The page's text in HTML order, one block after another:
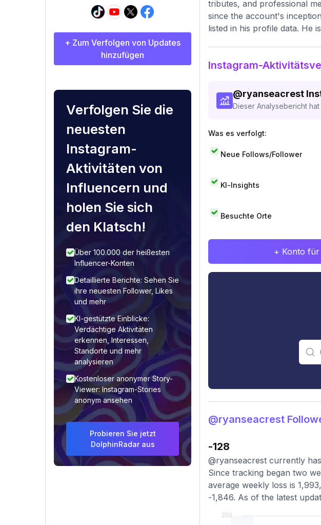
+ Zum Verfolgen von Updates
hinzufügen
Verfolgen Sie die
neuesten
Instagram-
Aktivitäten von
Influencern und
holen Sie sich
den Klatsch!
Über 100.000 der heißesten
Influencer-Konten
Detaillierte Berichte: Sehen Sie
ihre neuesten Follower, Likes
und mehr
KI-gestützte Einblicke:
Verdächtige Aktivitäten
erkennen, Interessen,
Standorte und mehr
analysieren
Kostenloser anonymer Story-
Viewer: Instagram-Stories
anonym ansehen
Probieren Sie jetzt
DolphinRadar aus
tributes, and professional
since the account's
listed in his profile data. He
Instagram-
@ryanseacrest
Dieser Analysebericht
Was es verfolgt:
Neue Follows/Follower
KI-Insights
Besuchte Orte
+ Konto für
@ryanseacrest
-128
@ryanseacrest currently
Since tracking began two
average weekly loss is
-1,846. As of the latest